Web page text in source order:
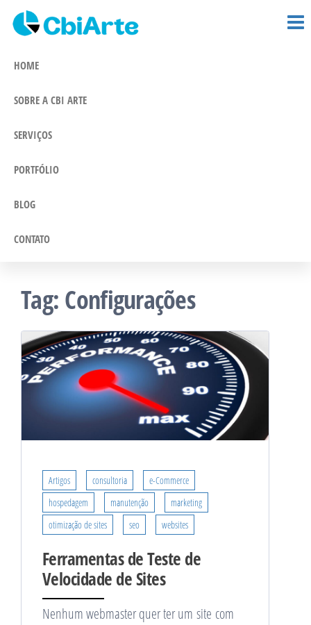
Pular
para
HOME
SOBRE A CBI ARTE
SERVIÇOS
PORTFÓLIO
BLOG
CONTATO
Tag: Configurações
Artigos consultoria
e-Commerce
hospedagem
manutenção
marketing
otimização de sites
seo websites
Ferramentas de Teste de
Velocidade de Sites
Nenhum webmaster quer ter um site com